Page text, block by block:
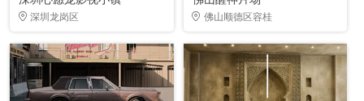
深圳龙岗区 佛山顺德区容桂